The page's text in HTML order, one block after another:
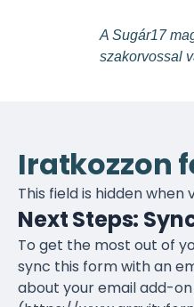
A Sugár17
szakorvossal
Iratkozzon
This field is hidden
Next Steps:
To get the most out of
sync this form with an
about your email add-